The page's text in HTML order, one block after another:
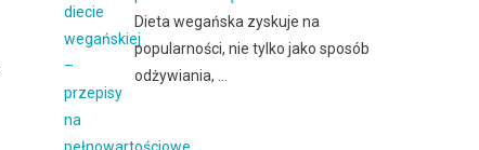
Dieta wegańska zyskuje na
popularności, nie tylko jako sposób
odżywiania, …